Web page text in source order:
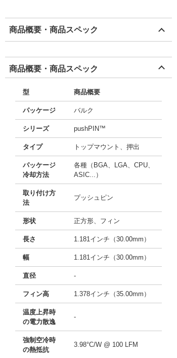
商品概要・商品スペック
商品概要・商品スペック
型 商品概要
パッケージ バルク
シリーズ pushPIN™
タイプ トップマウント、押出
パッケージ
冷却方法
各種（BGA、LGA、CPU、
ASIC...）
取り付け方
法
プッシュピン
形状 正方形、フィン
長さ 1.181インチ（30.00mm）
幅 1.181インチ（30.00mm）
直径 -
フィン高 1.378インチ（35.00mm）
温度上昇時
の電力散逸
-
強制空冷時
の熱抵抗
3.98°C/W @ 100 LFM